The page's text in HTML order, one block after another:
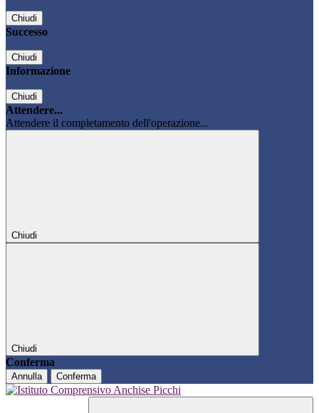
Chiudi
Successo
Chiudi
Informazione
Chiudi
Attendere...
Attendere il completamento dell'operazione...
Chiudi
Chiudi
Conferma
Annulla Conferma